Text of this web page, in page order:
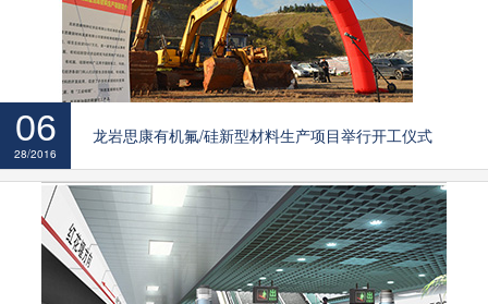
06
28/2016
龙岩思康有机氟/硅新型材料生产项目举行开工仪式